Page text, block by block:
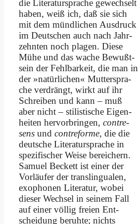
die Li­te­ra­tur­spra­che ge­wech­selt
ha­ben, weiß ich, daß sie sich
mit dem münd­li­chen Aus­druck
im Deut­schen auch nach Jahr­
zehn­ten noch pla­gen. Die­se
Mü­he und das wa­che Be­wußt­
sein der Fehl­bar­keit, die man in
der »na­tür­li­chen« Mut­ter­spra­
che ver­drängt, wirkt auf ihr
Schrei­ben und kann – muß
aber nicht – sti­li­sti­sche Ei­gen­
hei­ten her­vor­brin­gen, con­t­re­
sens und cont­re­for­me, die die
deut­sche Li­te­ra­tur­spra­che in
spe­zi­fi­scher Wei­se be­rei­chern.
Sa­mu­el Beckett ist ei­ner der
Vor­läu­fer der trans­lin­gua­len,
exo­pho­nen Li­te­ra­tur, wo­bei
die­ser Wech­sel in sei­nem Fall
auf ei­ner völ­lig frei­en Ent­
scheidung be­ruh­te; nichts